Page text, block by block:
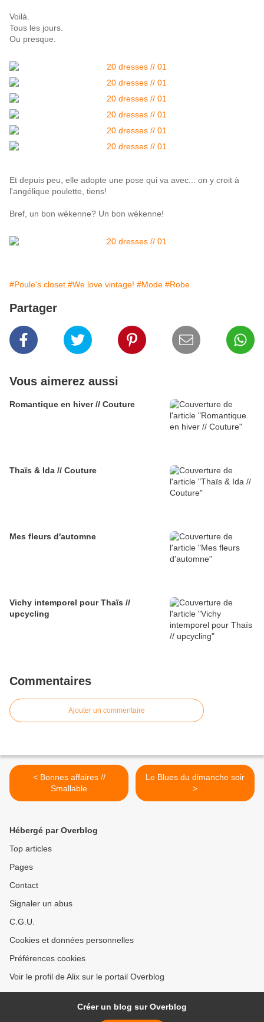
Voilà.
Tous les jours.
Ou presque.
Et depuis peu, elle adopte une pose qui va avec... on y croit à
l'angélique poulette, tiens!
Bref, un bon wékenne? Un bon wékenne!
#Poule's closet #We love vintage! #Mode #Robe
Partager
Vous aimerez aussi
Romantique en hiver // Couture
Thaïs & Ida // Couture
Mes fleurs d'automne
Vichy intemporel pour Thaïs //
upcycling
Commentaires
Ajouter un commentaire
< Bonnes affaires //
Smallable
Le Blues du dimanche soir
>
Hébergé par Overblog
Top articles
Pages
Contact
Signaler un abus
C.G.U.
Cookies et données personnelles
Préférences cookies
Voir le profil de Alix sur le portail Overblog
Créer un blog sur Overblog